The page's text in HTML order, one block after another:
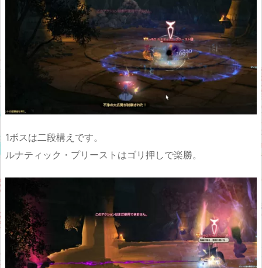
1ボスは二段構えです。
ルナティック・プリーストはゴリ押しで楽勝。